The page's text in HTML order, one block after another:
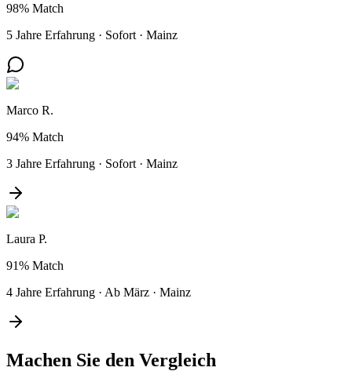
98% Match
5 Jahre Erfahrung · Sofort · Mainz
Marco R.
94% Match
3 Jahre Erfahrung · Sofort · Mainz
Laura P.
91% Match
4 Jahre Erfahrung · Ab März · Mainz
Machen Sie den Vergleich